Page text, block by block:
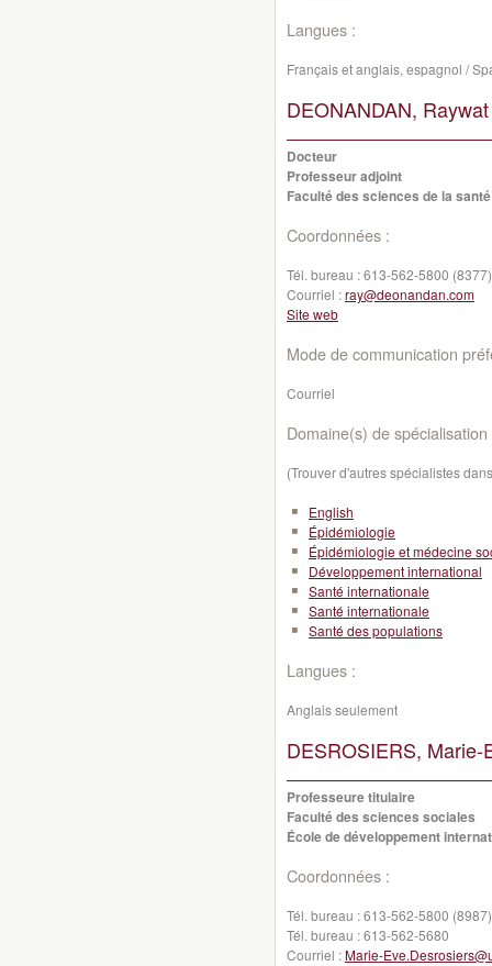
Langues :
Français et anglais, espagnol /
DEONANDAN,
Docteur
Professeur adjoint
Faculté des sciences de la santé
Coordonnées :
Tél. bureau :613-562-5800 (8377)
Courriel :ray@deonandan.com
Site web
Mode de communication
Courriel
Domaine(s) de spécialisation
(Trouver d'autres spécialistes
English
Épidémiologie
Épidémiologie et médecine
Développement international
Santé internationale
Santé internationale
Santé des populations
Langues :
Anglais seulement
DESROSIERS, Marie-
Professeure titulaire
Faculté des sciences sociales
École de développement
Coordonnées :
Tél. bureau :613-562-5800 (8987)
Tél. bureau :613-562-5680
Courriel :Marie-